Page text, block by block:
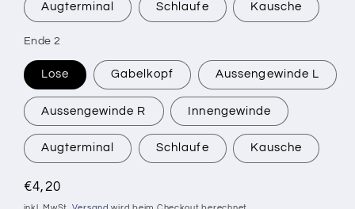
Augterminal Schlaufe Kausche
Ende 2
Lose Gabelkopf Aussengewinde L
Aussengewinde R Innengewinde
Augterminal Schlaufe Kausche
Normaler
Preis
€4,20